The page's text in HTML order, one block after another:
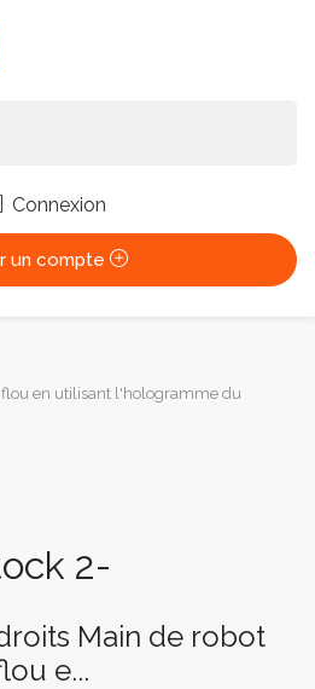
Connexion
un compte
en utilisant l'hologramme du
2-
Main de robot
e...